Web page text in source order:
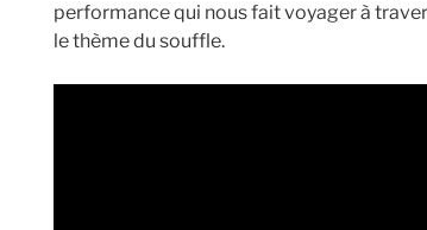
performance qui nous fait voyager à
le thème du souffle.